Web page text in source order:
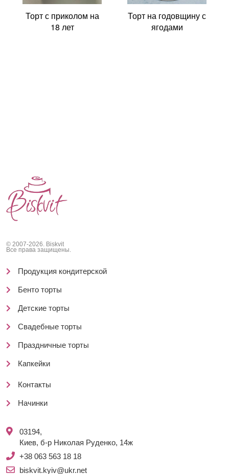
Торт с приколом на
18 лет
Торт на годовщину с
ягодами
© 2007-2026. Biskvit
Все права защищены.
Продукция кондитерской
Бенто торты
Детские торты
Свадебные торты
Праздничные торты
Капкейки
Контакты
Начинки
03194,
Киев, б-р Николая Руденко, 14ж
+38 063 563 18 18
biskvit.kyiv@ukr.net